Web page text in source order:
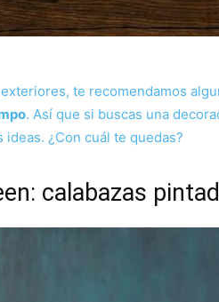
te recomendamos
. Así que si buscas una
¿Con cuál te quedas?
calabazas